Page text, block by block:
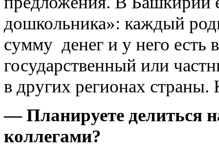
дошкольника»: каждый
сумму денег и у него
государственный или
в других регионах
— Планируете делиться
коллегами?